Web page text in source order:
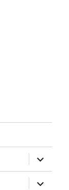
ouvrir
le
sous-
menu
ouvrir